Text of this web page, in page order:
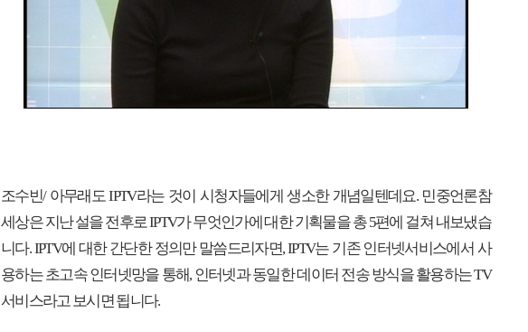
조수빈/ 아무래도 IPTV라는 것이 시청자들에게 생소한 개념일텐데요. 민중언론참
세상은 지난 설을 전후로 IPTV가 무엇인가에 대한 기획물을 총 5편에 걸쳐 내보냈습
니다. IPTV에 대한 간단한 정의만 말씀드리자면, IPTV는 기존 인터넷서비스에서 사
용하는 초고속 인터넷망을 통해, 인터넷과 동일한 데이터 전송 방식을 활용하는 TV
서비스라고 보시면 됩니다.